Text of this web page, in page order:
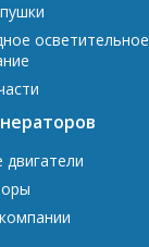
осветительное